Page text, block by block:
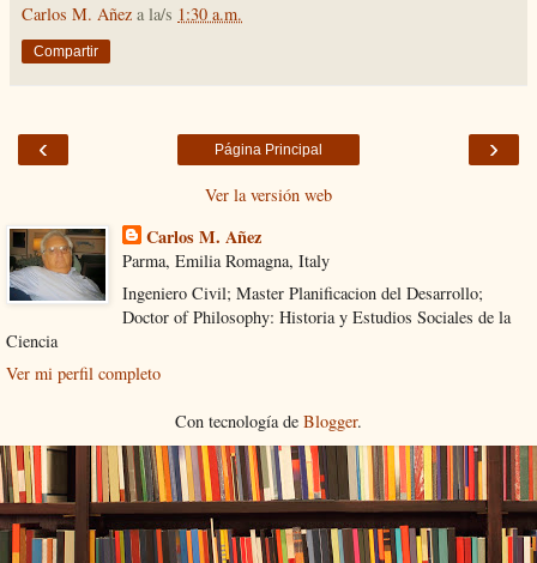
Carlos M. Añez a la/s 1:30 a.m.
Compartir
‹ ›
Página Principal
Ver la versión web
Carlos M. Añez
Parma, Emilia Romagna, Italy
Ingeniero Civil; Master Planificacion del Desarrollo;
Doctor of Philosophy: Historia y Estudios Sociales de la
Ciencia
Ver mi perfil completo
Con tecnología de Blogger.